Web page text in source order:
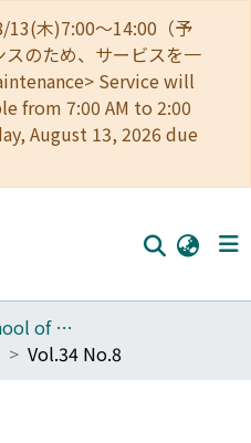
13(木)7:00～14:00（予
のため、サービスを一
Service will
from 7:00 AM to 2:00
August 13, 2026 due
060_Graduate School of Medicine
Vol.34 No.8